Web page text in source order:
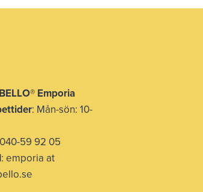
Emporia
: Mån-sön: 10-
040-59 92 05
: emporia at